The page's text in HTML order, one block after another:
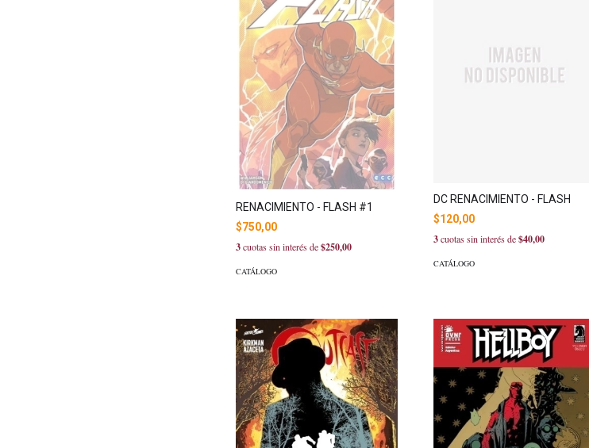
RENACIMIENTO - FLASH #1
$750,00
3cuotas sin interés de$250,00
CATÁLOGO
DC RENACIMIENTO - FLASH
$120,00
3cuotas sin interés de$40,00
CATÁLOGO